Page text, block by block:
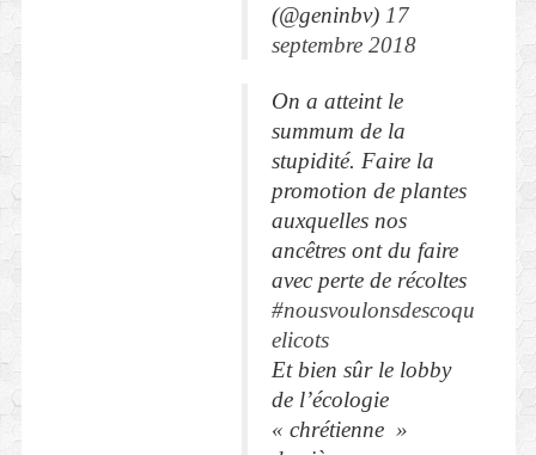
(@geninbv) 17
septembre 2018
On a atteint le
summum de la
stupidité. Faire la
promotion de plantes
auxquelles nos
ancêtres ont du faire
avec perte de récoltes
#nousvoulonsdescoqu
elicots
Et bien sûr le lobby
de l’écologie
« chrétienne »